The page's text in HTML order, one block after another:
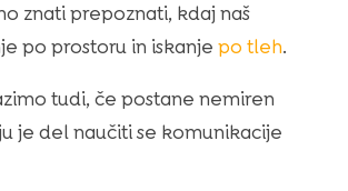
znati prepoznati, kdaj naš
po prostoru in iskanje po tleh.
tudi, če postane nemiren
je del naučiti se komunikacije